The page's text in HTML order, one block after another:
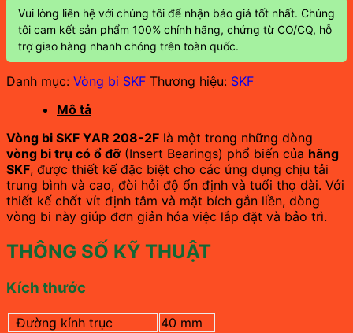
Vui lòng liên hệ với chúng tôi để nhận báo giá tốt nhất. Chúng
tôi cam kết sản phẩm 100% chính hãng, chứng từ CO/CQ, hỗ
trợ giao hàng nhanh chóng trên toàn quốc.
Danh mục: Vòng bi SKF Thương hiệu: SKF
Mô tả
Vòng bi SKF YAR 208-2F là một trong những dòng
vòng bi trụ có ổ đỡ (Insert Bearings) phổ biến của hãng
SKF, được thiết kế đặc biệt cho các ứng dụng chịu tải
trung bình và cao, đòi hỏi độ ổn định và tuổi thọ dài. Với
thiết kế chốt vít định tâm và mặt bích gắn liền, dòng
vòng bi này giúp đơn giản hóa việc lắp đặt và bảo trì.
THÔNG SỐ KỸ THUẬT
Kích thước
Đường kính trục
40 mm